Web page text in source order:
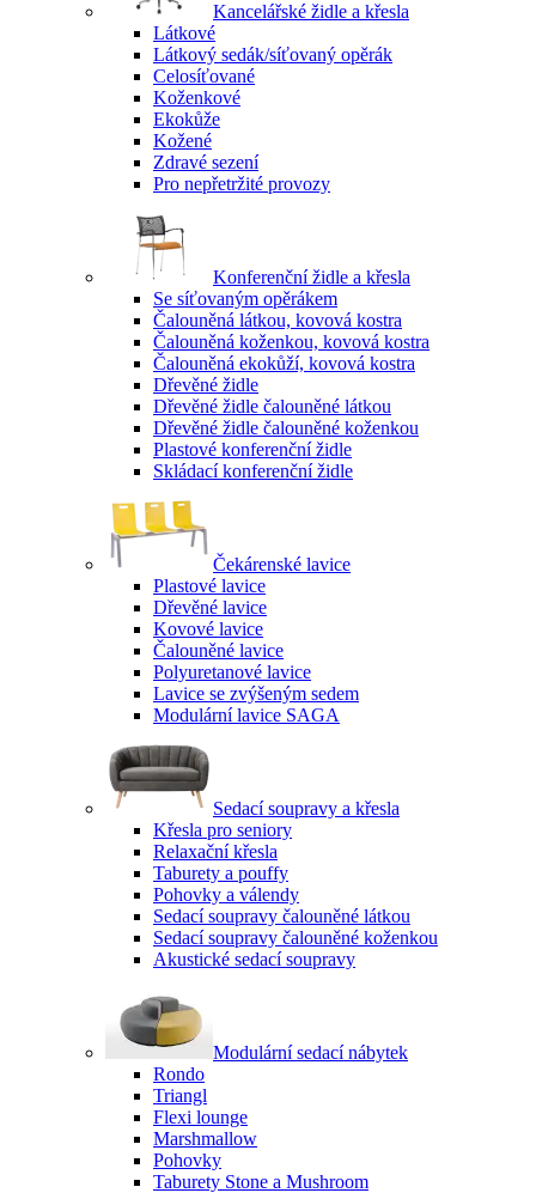
Kancelářské židle a křesla
Látkové
Látkový sedák/síťovaný opěrák
Celosíťované
Koženkové
Ekokůže
Kožené
Zdravé sezení
Pro nepřetržité provozy
Konferenční židle a křesla
Se síťovaným opěrákem
Čalouněná látkou, kovová kostra
Čalouněná koženkou, kovová kostra
Čalouněná ekokůží, kovová kostra
Dřevěné židle
Dřevěné židle čalouněné látkou
Dřevěné židle čalouněné koženkou
Plastové konferenční židle
Skládací konferenční židle
Čekárenské lavice
Plastové lavice
Dřevěné lavice
Kovové lavice
Čalouněné lavice
Polyuretanové lavice
Lavice se zvýšeným sedem
Modulární lavice SAGA
Sedací soupravy a křesla
Křesla pro seniory
Relaxační křesla
Taburety a pouffy
Pohovky a válendy
Sedací soupravy čalouněné látkou
Sedací soupravy čalouněné koženkou
Akustické sedací soupravy
Modulární sedací nábytek
Rondo
Triangl
Flexi lounge
Marshmallow
Pohovky
Taburety Stone a Mushroom